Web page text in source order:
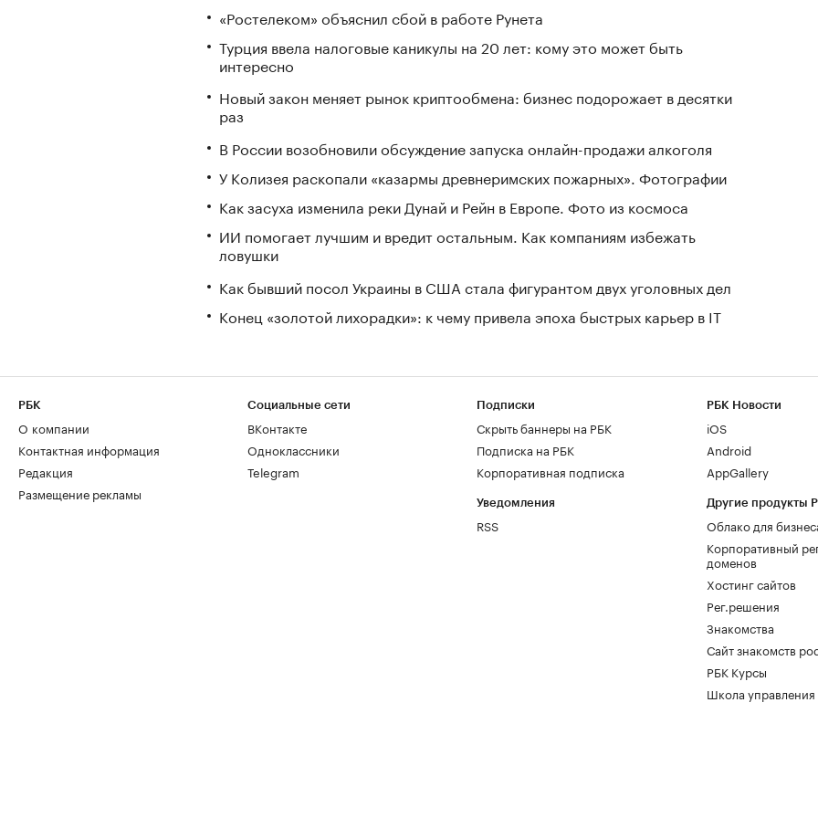
«Ростелеком» объяснил сбой в работе Рунета
Турция ввела налоговые каникулы на 20 лет: кому это может быть
интересно
Новый закон меняет рынок криптообмена: бизнес подорожает в десятки
раз
В России возобновили обсуждение запуска онлайн-продажи алкоголя
У Колизея раскопали «казармы древнеримских пожарных». Фотографии
Как засуха изменила реки Дунай и Рейн в Европе. Фото из космоса
ИИ помогает лучшим и вредит остальным. Как компаниям избежать
ловушки
Как бывший посол Украины в США стала фигурантом двух уголовных дел
Конец «золотой лихорадки»: к чему привела эпоха быстрых карьер в IT
РБК
О компании
Контактная информация
Редакция
Размещение рекламы
Социальные сети
ВКонтакте
Одноклассники
Telegram
Подписки
Скрыть баннеры на РБК
Подписка на РБК
Корпоративная подписка
Уведомления
RSS
РБК Новости
iOS
Android
AppGallery
Другие продукты
Облако для
Корпоративный
доменов
Хостинг сайтов
Рег.решения
Знакомства
Сайт знакомств
РБК Курсы
Школа